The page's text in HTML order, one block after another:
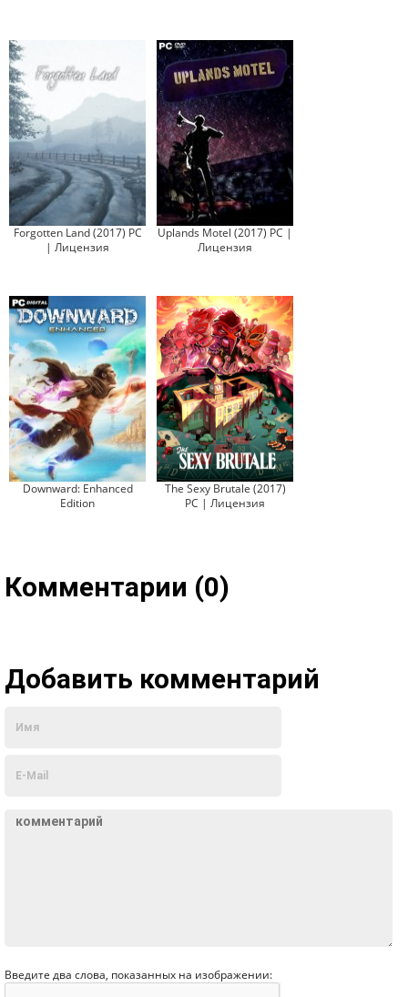
Forgotten Land (2017) PC
| Лицензия
Uplands Motel (2017) PC |
Лицензия
Downward: Enhanced
Edition
The Sexy Brutale (2017)
PC | Лицензия
Комментарии (0)
Добавить комментарий
Введите два слова, показанных на изображении: